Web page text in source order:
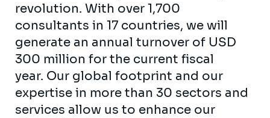
revolution. With over 1,700
consultants in 17 countries, we will
generate an annual turnover of USD
300 million for the current fiscal
year. Our global footprint and our
expertise in more than 30 sectors and
services allow us to enhance our